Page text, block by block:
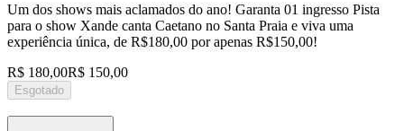
Um dos shows mais aclamados do ano! Garanta 01 ingresso Pista
para o show Xande canta Caetano no Santa Praia e viva uma
experiência única, de R$180,00 por apenas R$150,00!
R$ 180,00R$ 150,00
Esgotado